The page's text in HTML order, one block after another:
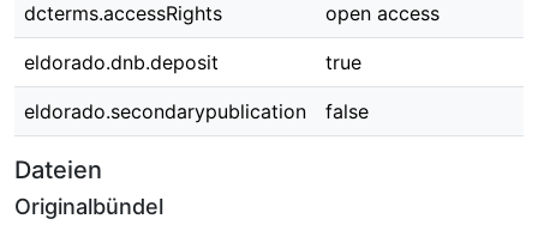
dcterms.accessRights open access
eldorado.dnb.deposit true
eldorado.secondarypublication false
Dateien
Originalbündel